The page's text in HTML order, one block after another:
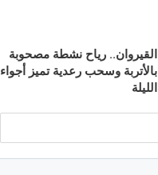
القيروان.. رياح نشطة مصحوبة
بالأتربة وسحب رعدية تميز أجواء
الليلة